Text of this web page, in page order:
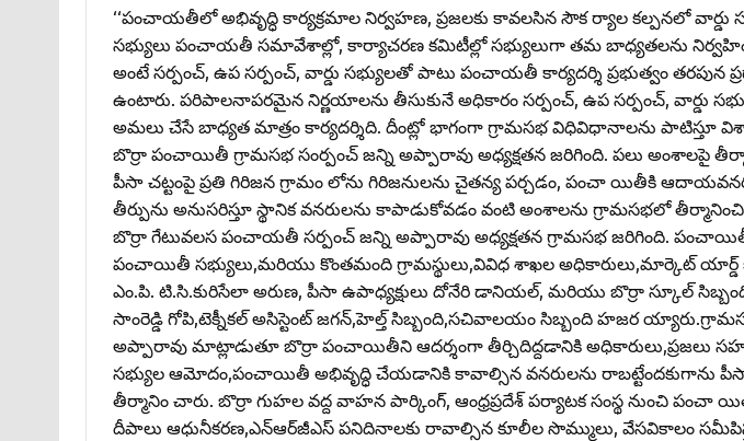
‘‘పంచాయతీలో అభివృద్ధి కార్యక్రమాల నిర్వహణ, ప్రజలకు కావలసిన సౌక ర్యాల కల్పనలో వార్డు
సభ్యులు పంచాయతీ సమావేశాల్లో, కార్యాచరణ కమిటీల్లో సభ్యులుగా తమ బాధ్యతలను
అంటే సర్పంచ్‌, ఉప సర్పంచ్‌, వార్డు సభ్యులతో పాటు పంచాయతీ కార్యదర్శి ప్రభుత్వం
ఉంటారు. పరిపాలనాపరమైన నిర్ణయాలను తీసుకునే అధికారం సర్పంచ్‌, ఉప సర్పంచ్‌, వార్డు
అమలు చేసే బాధ్యత మాత్రం కార్యదర్శిది. దీంట్లో భాగంగా గ్రామసభ విధివిధానాలను పాటిస్తూ
బొర్రా పంచాయితీ గ్రామసభ సంర్పంచ్‌ జన్ని అప్పారావు అధ్యక్షతన జరిగింది. పలు అంశాలపై
పీసా చట్టంపై ప్రతి గిరిజన గ్రామం లోను గిరిజనులను చైతన్య పర్చడం, పంచా యితీకి
తీర్పును అనుసరిస్తూ స్థానిక వనరులను కాపాడుకోవడం వంటి అంశాలను గ్రామసభలో
బొర్రా గేటువలస పంచాయతీ సర్పంచ్‌ జన్ని అప్పారావు అధ్యక్షతన గ్రామసభ జరిగింది.
పంచాయితీ సభ్యులు,మరియు కొంతమంది గ్రామస్థులు,వివిధ శాఖల అధికారులు,మార్కెట్‌ యార్డ్‌
ఎం.పి. టి.సి.కురిసేలా అరుణ, పీసా ఉపాధ్యక్షులు దోనేరి డానియల్‌, మరియు బొర్రా స్కూల్‌
సాంరెడ్డి గోపి,టెక్నీకల్‌ అసిస్టెంట్‌ జగన్‌,హెల్త్‌ సిబ్బంది,సచివాలయం సిబ్బంది హజర
అప్పారావు మాట్లాడుతూ బొర్రా పంచాయితీని ఆదర్శంగా తీర్చిదిద్దడానికి అధికారులు,ప్రజలు
సభ్యుల ఆమోదం,పంచాయితీ అభివృద్ధి చేయడానికి కావాల్సిన వనరులను రాబట్టేందకుగాను పీసా
తీర్మానిం చారు. బొర్రా గుహల వద్ద వాహన పార్కింగ్‌, ఆంధ్రప్రదేశ్‌ పర్యాటక సంస్థ నుంచి
దీపాలు ఆధునీకరణ,ఎన్‌ఆర్‌జీఎస్‌ పనిదినాలకు రావాల్సిన కూలీల సొమ్ములు, వేసవికాలం